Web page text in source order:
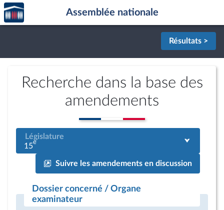
Aller au contenu
Aller en bas de la page
Accèder
à la
page
Assemblée nationale
Résultats >
Recherche dans la base des
amendements
Législature
15e
Suivre les amendements en discussion
Dossier concerné / Organe
examinateur